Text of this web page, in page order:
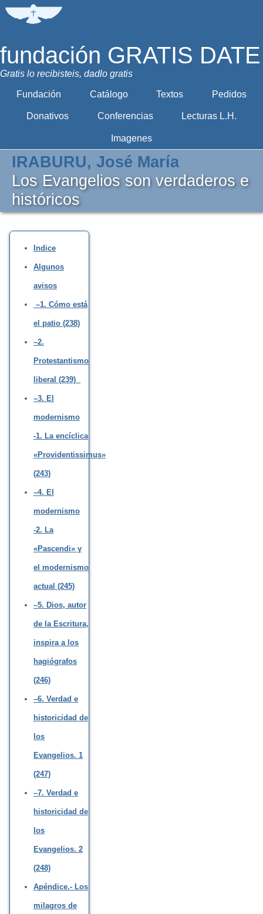
fundación GRATIS DATE
Gratis lo recibisteis, dadlo gratis
Fundación Catálogo Textos Pedidos
Donativos Conferencias Lecturas L.H.
Imagenes
IRABURU, José María
Los Evangelios son verdaderos e
históricos
Indice
Algunos
avisos
–1. Cómo está
el patio (238)
–2.
Protestantismo
liberal (239)
–3. El
modernismo
-1. La encíclica
«Providentissimus»
(243)
–4. El
modernismo
-2. La
«Pascendi» y
el modernismo
actual (245)
–5. Dios, autor
de la Escritura,
inspira a los
hagiógrafos
(246)
–6. Verdad e
historicidad de
los
Evangelios. 1
(247)
–7. Verdad e
historicidad de
los
Evangelios. 2
(248)
Apéndice.- Los
milagros de